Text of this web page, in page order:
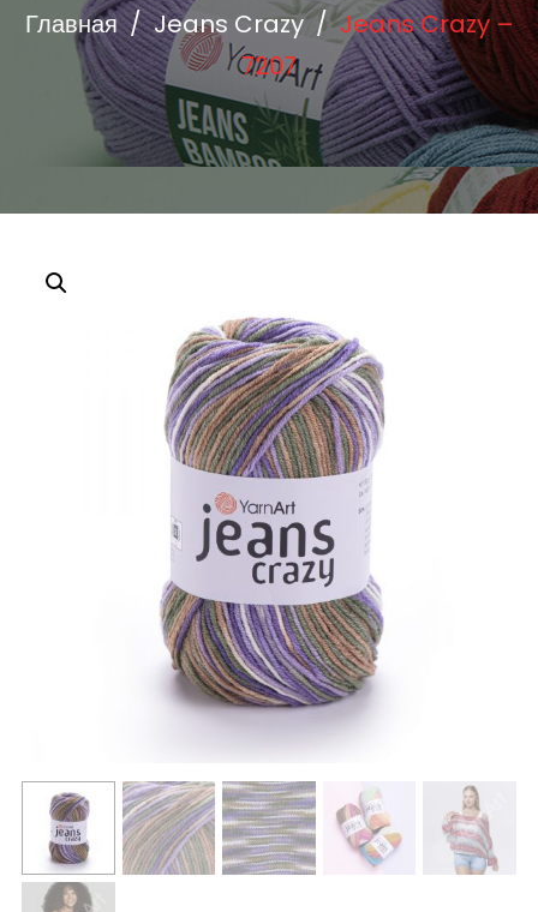
Главная / Jeans Crazy / Jeans Crazy –
7207